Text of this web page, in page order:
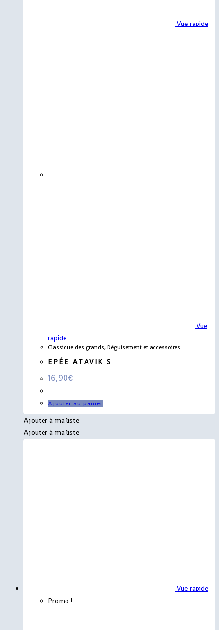
Vue rapide
Vue
rapide
Classique des grands,Déguisement et accessoires
EPÉE ATAVIK S
16,90€
Ajouter au panier
Ajouter à ma liste
Ajouter à ma liste
Vue rapide
Promo !